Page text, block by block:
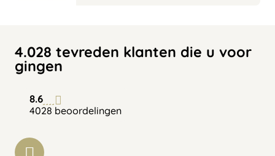
4.028 tevreden klanten die u voor
gingen
8.6
4028 beoordelingen